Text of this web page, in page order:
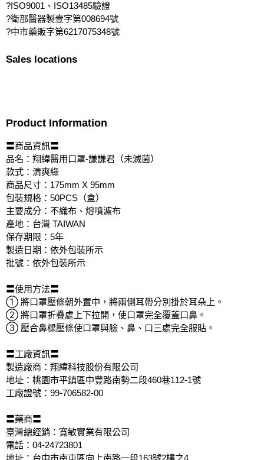
?ISO9001、ISO13485驗證
?衛部醫器製壹字第008694號
?中市藥販字第6217075348號
Sales locations
Product Information
〓商品資訊〓
品名：翔緯醫用口罩-謙謙君（未滅菌）
款式：清爽綠
商品尺寸：175mm X 95mm
包裝規格：50PCS（盒）
主要成分：不織布、熔噴濾布
產地：台灣 TAIWAN
保存期限：5年
製造日期：依外包裝所示
批號：依外包裝所示
〓使用方法〓
① 將口罩壓條朝外置中，將兩側耳帶分別掛於耳朵上。
② 將口罩折疊處上下拉開，使口罩完全覆蓋口鼻。
③ 壓合鼻樑壓條使口罩與臉、鼻、口三處完全服貼。
〓工廠資訊〓
製造廠商：翔緯科技股份有限公司
地址：桃園市平鎮區中豐路南勢二段460巷112-1號
工廠證號：99-706582-00
〓藥商〓
臺灣總經銷：寬敏實業有限公司
電話：04-24723801
地址：台中市南屯區向上南路一段163號2樓之4